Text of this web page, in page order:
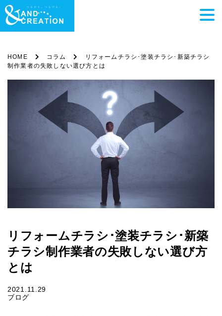
HOME コラム
リフォームチラシ･塗装チラシ･新築チラシ
制作業者の失敗しない選び方とは
リフォームチラシ･塗装チラシ･新築
チラシ制作業者の失敗しない選び方
とは
2021.11.29
ブログ